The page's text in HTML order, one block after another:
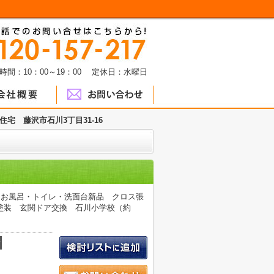
間：10：00～19：00 定休日：水曜日
宅 藤沢市石川3丁目31-16
風呂・トイレ・洗面台新品 クロス張
玄関ドア交換 石川小学校（約